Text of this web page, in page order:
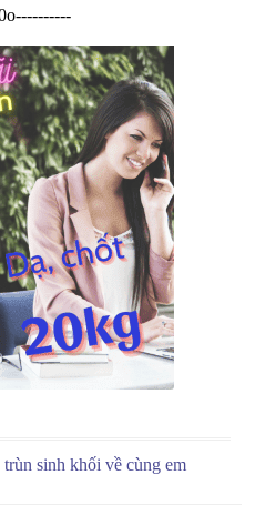
sinh khối về cùng em